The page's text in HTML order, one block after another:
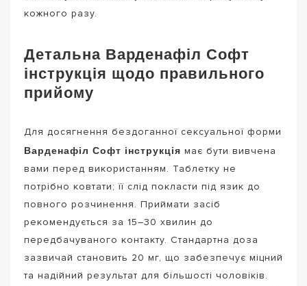
кожного разу.
Детальна Варденафіл Софт
інструкція щодо правильного
прийому
Для досягнення бездоганної сексуальної форми
Варденафіл Софт інструкція має бути вивчена
вами перед використанням. Таблетку не
потрібно ковтати; її слід покласти під язик до
повного розчинення. Приймати засіб
рекомендується за 15–30 хвилин до
передбачуваного контакту. Стандартна доза
зазвичай становить 20 мг, що забезпечує міцний
та надійний результат для більшості чоловіків.